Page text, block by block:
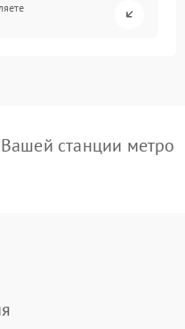
станции метро